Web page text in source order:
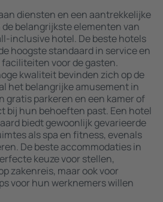
diensten en een aantrekkelijke
belangrijkste elementen van
inclusive hotel. De beste hotels
hoogste standaard in service en
voor de gasten.
kwaliteit bevinden zich op de
het belangrijke amusement in
gratis parkeren en een kamer of
bij hun behoeften past. Een hotel
biedt gewoonlijk gevarieerde
als spa en fitness, evenals
De beste accommodaties in
keuze voor stellen,
zakenreis, maar ook voor
voor hun werknemers willen